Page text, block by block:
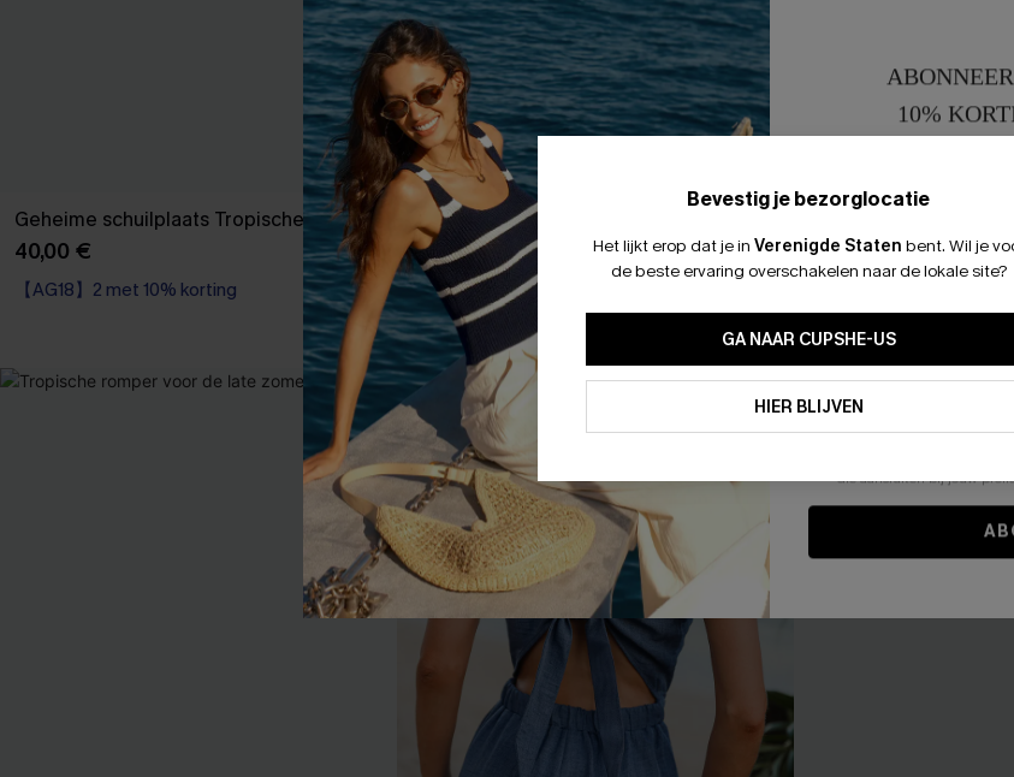
Geheime schuilplaats Tropische Romper
40,00 €
【AG18】2 met 10% korting
Leuke bloemenromper met mooie
uitstraling
37,00 €
【AG18】2 met 10% korting
36,00 €
Bevestig je bezorglocatie
Het lijkt erop dat je in Verenigde Staten bent. Wil je
de beste ervaring overschakelen naar de lokale site?
GA NAAR CUPSHE-US
HIER BLIJVEN
10%
15%
Door je contactgegevens
stemt er tevens mee in om
en gepersonaliseerde
winkelwagen) en e-mails
niet vereist voor een
informatie gebruiken om
die aansluiten bij jouw